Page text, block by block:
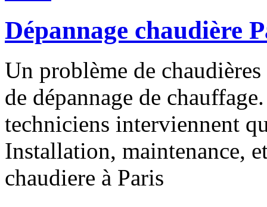
Dépannage chaudière
Un problème de
de dépannage de
techniciens interviennent
Installation, maintenance,
chaudiere à Paris